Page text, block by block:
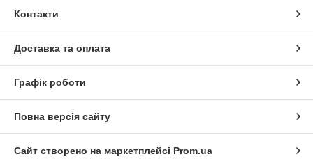
Контакти
Доставка та оплата
Графік роботи
Повна версія сайту
Сайт створено на маркетплейсі Prom.ua